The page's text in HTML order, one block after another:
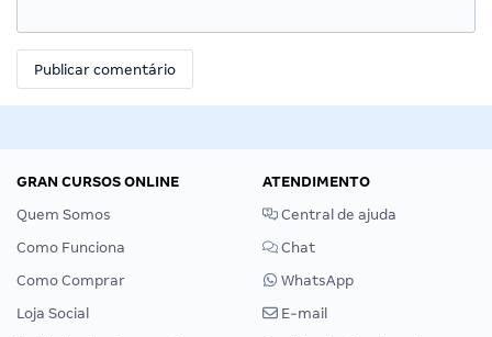
GRAN CURSOS ONLINE
Quem Somos
Como Funciona
Como Comprar
Loja Social
ATENDIMENTO
Central de ajuda
Chat
WhatsApp
E-mail